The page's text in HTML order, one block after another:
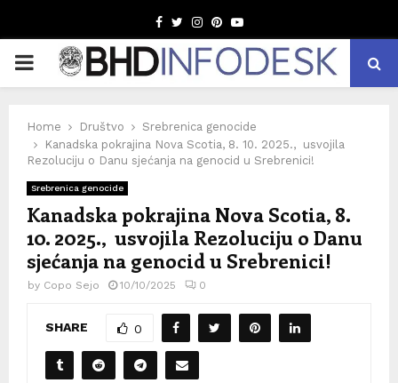
Facebook
TwitterInstagram
Pinterest
Youtube
PRIMARY
Home Društvo
Srebrenica genocide
Kanadska pokrajina Nova Scotia, 8. 10. 2025., usvojila
Rezoluciju o Danu sjećanja na genocid u Srebrenici!
Srebrenica genocide
Kanadska pokrajina Nova Scotia, 8.
10. 2025., usvojila Rezoluciju o Danu
sjećanja na genocid u Srebrenici!
by Copo Sejo 10/10/2025 0
SHARE 0